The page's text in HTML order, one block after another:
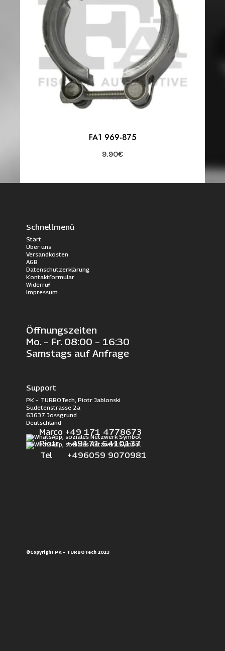
FA1 969-875
9.90€
Schnellmenü
Start
Über uns
Versandkosten
AGB
Datenschutzerklärung
Kontaktformular
Widerruf
Impressum
Öffnungszeiten
Mo. – Fr. 08:00 – 16:30
Samstags auf Anfrage
Support
PK – TURBOTech, Piotr Jablonski
Sudetenstrasse 2a
63637 Jossgrund
Deutschland
Marco +49 171 4778673
Piotr +49171 6410137
Tel +496059 9070981
©Copyright PK – TURBOTech 2023